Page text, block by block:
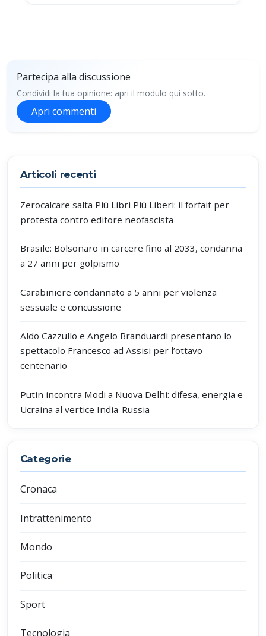
Partecipa alla discussione
Condividi la tua opinione: apri il modulo qui sotto.
Apri commenti
Articoli recenti
Zerocalcare salta Più Libri Più Liberi: il forfait per
protesta contro editore neofascista
Brasile: Bolsonaro in carcere fino al 2033, condanna
a 27 anni per golpismo
Carabiniere condannato a 5 anni per violenza
sessuale e concussione
Aldo Cazzullo e Angelo Branduardi presentano lo
spettacolo Francesco ad Assisi per l’ottavo
centenario
Putin incontra Modi a Nuova Delhi: difesa, energia e
Ucraina al vertice India-Russia
Categorie
Cronaca
Intrattenimento
Mondo
Politica
Sport
Tecnologia